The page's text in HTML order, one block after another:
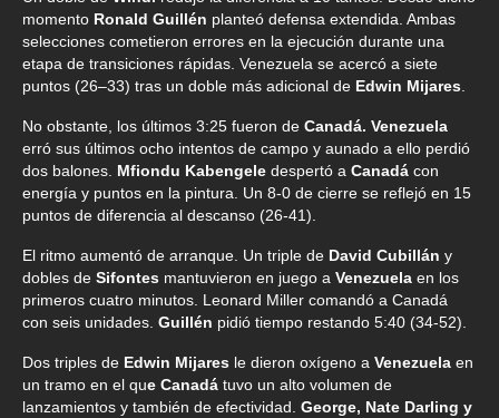
momento Ronald Guillén planteó defensa extendida. Ambas
selecciones cometieron errores en la ejecución durante una
etapa de transiciones rápidas. Venezuela se acercó a siete
puntos (26–33) tras un doble más adicional de Edwin Mijares
No obstante, los últimos 3:25 fueron de Canadá. Venezuela
erró sus últimos ocho intentos de campo y aunado a ello perdió
dos balones. Mfiondu Kabengele despertó a Canadá con
energía y puntos en la pintura. Un 8-0 de cierre se reflejó en 15
puntos de diferencia al descanso (26-41).
El ritmo aumentó de arranque. Un triple de David Cubillán y
dobles de Sifontes mantuvieron en juego a Venezuela en los
primeros cuatro minutos. Leonard Miller comandó a Canadá
con seis unidades. Guillén pidió tiempo restando 5:40 (34-52).
Dos triples de Edwin Mijares le dieron oxígeno a Venezuela en
un tramo en el que Canadá tuvo un alto volumen de
lanzamientos y también de efectividad. George, Nate Darling y